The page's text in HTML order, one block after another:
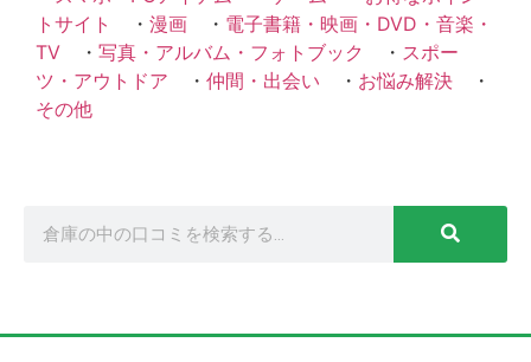
トサイト
・ 漫画 ・ 電子書籍・映画・DVD・音楽・
TV ・ 写真・アルバム・フォトブック ・ スポー
ツ・アウトドア ・ 仲間・出会い ・ お悩み解決 ・
その他